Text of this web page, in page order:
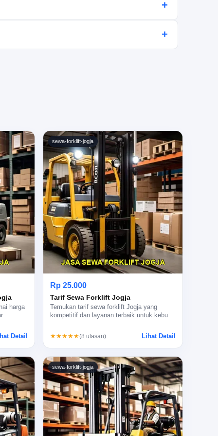
+
+
harga
Detail
sewa-forklift-jogja
Rp 25.000
Tarif Sewa Forklift Jogja
Temukan tarif sewa forklift Jogja yang
kompetitif dan layanan terbaik untuk kebu…
★★★★★(8 ulasan) Lihat Detail
sewa-forklift-jogja